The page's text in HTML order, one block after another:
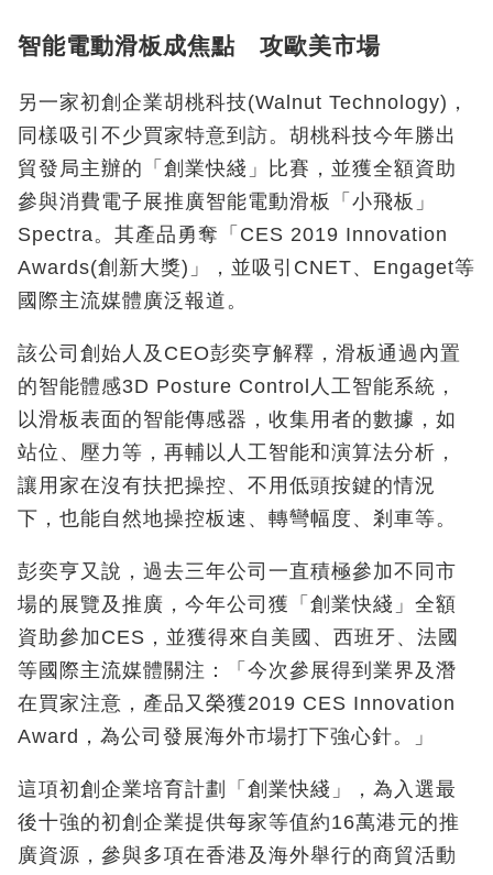
智能電動滑板成焦點 攻歐美市場
另一家初創企業胡桃科技(Walnut Technology)，
同樣吸引不少買家特意到訪。胡桃科技今年勝出
貿發局主辦的「創業快綫」比賽，並獲全額資助
參與消費電子展推廣智能電動滑板「小飛板」
Spectra。其產品勇奪「CES 2019 Innovation
Awards(創新大獎)」，並吸引CNET、Engaget等
國際主流媒體廣泛報道。
該公司創始人及CEO彭奕亨解釋，滑板通過內置
的智能體感3D Posture Control人工智能系統，
以滑板表面的智能傳感器，收集用者的數據，如
站位、壓力等，再輔以人工智能和演算法分析，
讓用家在沒有扶把操控、不用低頭按鍵的情況
下，也能自然地操控板速、轉彎幅度、剎車等。
彭奕亨又說，過去三年公司一直積極參加不同市
場的展覽及推廣，今年公司獲「創業快綫」全額
資助參加CES，並獲得來自美國、西班牙、法國
等國際主流媒體關注：「今次參展得到業界及潛
在買家注意，產品又榮獲2019 CES Innovation
Award，為公司發展海外市場打下強心針。」
這項初創企業培育計劃「創業快綫」，為入選最
後十強的初創企業提供每家等值約16萬港元的推
廣資源，參與多項在香港及海外舉行的商貿活動